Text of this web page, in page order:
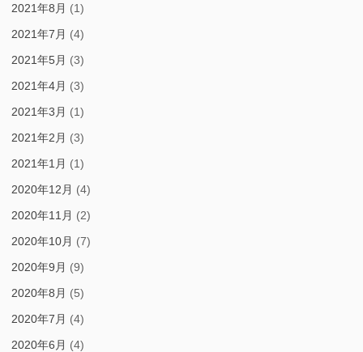
2021年8月 (1)
2021年7月 (4)
2021年5月 (3)
2021年4月 (3)
2021年3月 (1)
2021年2月 (3)
2021年1月 (1)
2020年12月 (4)
2020年11月 (2)
2020年10月 (7)
2020年9月 (9)
2020年8月 (5)
2020年7月 (4)
2020年6月 (4)